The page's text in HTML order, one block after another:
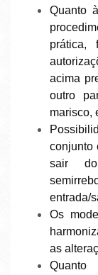
Quanto
prática,
acima
outro
marisco,
conjunto
sair
entrada/
Os
as